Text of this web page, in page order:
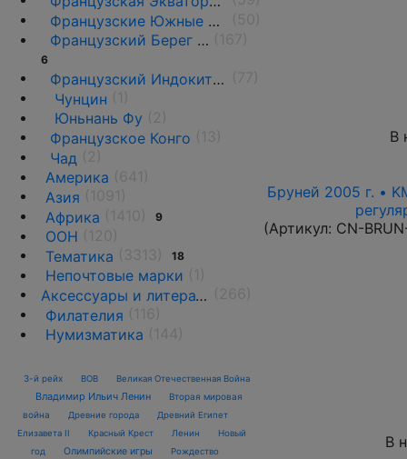
Французские Южные и Антарктические территории
Французский Берег Сомали
6
Французский Индокитай ♦♦
Чунцин
Юньнань Фу
Французское Конго
Чад
Америка
Азия
Африка
9
ООН
Тематика
18
Непочтовые марки
Аксессуары и литература
Филателия
Нумизматика
3-й рейх ВОВ Великая Отечественная Война
Владимир Ильич Ленин
Вторая мировая
война
Древние города
Древний Египет
Елизавета II
Красный Крест Ленин
Новый
год
Олимпийские игры Рождество
В
Бруней 2005 г. •
(Артикул: CN-
В